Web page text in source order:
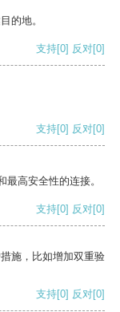
的地。
支持[0] 反对[0]
支持[0] 反对[0]
高安全性的连接。
支持[0] 反对[0]
施，比如增加双重验
支持[0] 反对[0]